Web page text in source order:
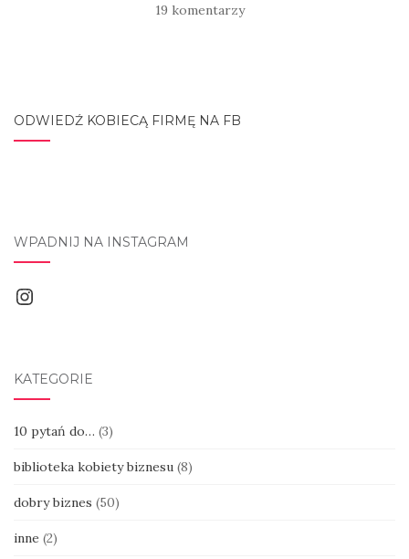
19 komentarzy
ODWIEDŹ KOBIECĄ FIRMĘ NA FB
WPADNIJ NA INSTAGRAM
Instagram
KATEGORIE
10 pytań do… (3)
biblioteka kobiety biznesu (8)
dobry biznes (50)
inne (2)